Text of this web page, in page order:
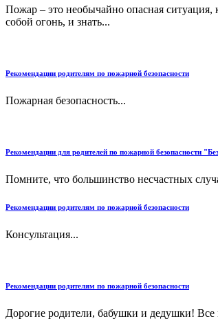
Пожар – это необычайно опасная ситуация,
собой огонь, и знать...
Рекомендации родителям по пожарной безопасности
Пожарная безопасность...
Рекомендации для родителей по пожарной безопасности
Помните, что большинство несчастных
Рекомендации родителям по пожарной безопасности
Консультация...
Рекомендации родителям по пожарной безопасности
Дорогие родители, бабушки и дедушки! Все